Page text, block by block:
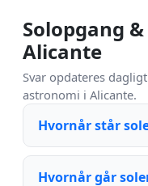
Solopgang
Alicante
Svar opdateres
astronomi i Alicante.
Hvornår står
Hvornår går